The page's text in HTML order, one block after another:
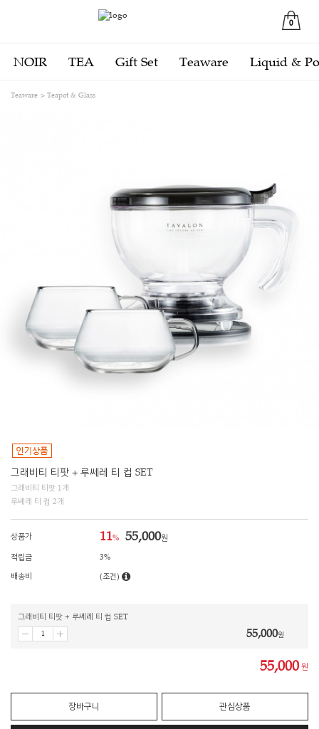
0
NOIR TEA Gift Set Teaware Liquid &
Teaware Teapot & Glass
그래비티 티팟 + 루쎄레 티 컵 SET
그래비티 티팟 1개
루쎄레 티 컵 2개
상품가 11% 55,000원
적립금 3%
배송비 (조건)
그래비티 티팟 + 루쎄레 티 컵 SET
55,000원
55,000 원
장바구니 관심상품